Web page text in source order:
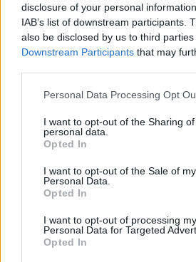
disclosure of your personal
IAB’s list of downstream participants.
also be disclosed by us to third
Downstream Participants that may
Please note that this website/app
not limited to your visit or usage
grant or deny consent to Google and
use your data for below specified
consent section.
Personal Data Processing Opt
I want to opt-out of the Sharing
personal data.
Opted In
I want to opt-out of the Sale of my
Personal Data.
Opted In
I want to opt-out of processing my
Personal Data for Targeted
Opted In
Meccs Center
Paris Saint-
Manchester United
Felkészülési szezon 4. mérkőzés
2026-08-08 17:00
Leeds UnitedvsManchester United